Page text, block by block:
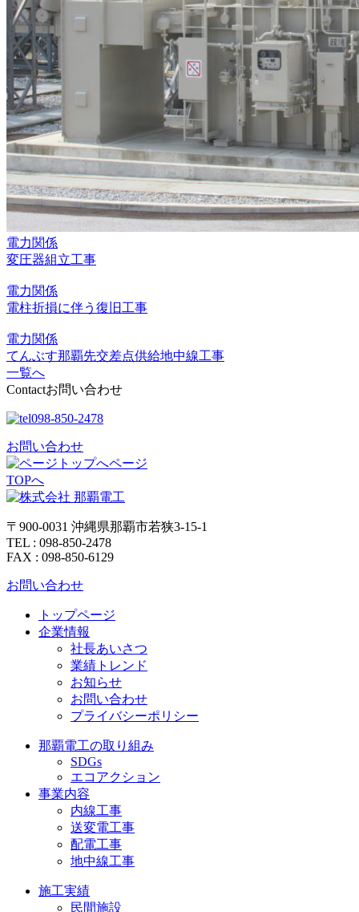
電力関係
変圧器組立工事
電力関係
電柱折損に伴う復旧工事
電力関係
てんぶす那覇先交差点供給地中線工事
一覧へ
Contactお問い合わせ
098-850-2478
お問い合わせ
ページ
TOPへ
〒900-0031 沖縄県那覇市若狭3-15-1
TEL : 098-850-2478
FAX : 098-850-6129
お問い合わせ
トップページ
企業情報
社長あいさつ
業績トレンド
お知らせ
お問い合わせ
プライバシーポリシー
那覇電工の取り組み
SDGs
エコアクション
事業内容
内線工事
送変電工事
配電工事
地中線工事
施工実績
民間施設